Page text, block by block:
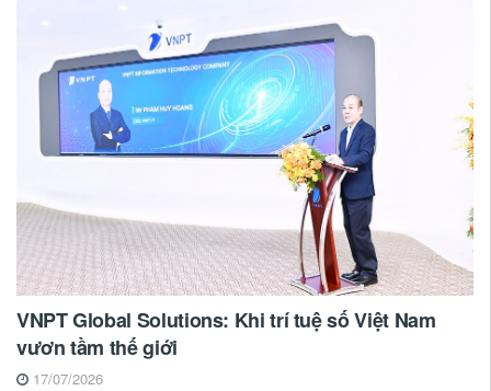
VNPT Global Solutions: Khi trí tuệ số Việt Nam
vươn tầm thế giới
17/07/2026